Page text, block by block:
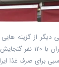
دیگر از گزینه
شما قرار دارد. این
برای صرف غذا